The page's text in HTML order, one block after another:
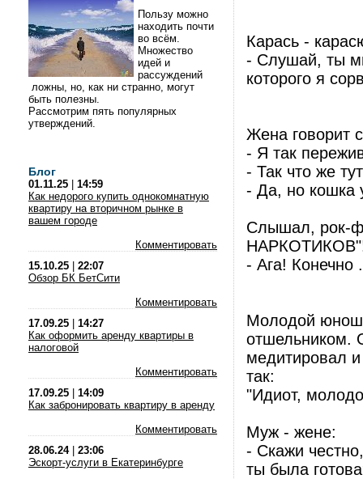
Пользу можно
находить почти
во всём.
Множество
идей и
рассуждений
ложны, но, как ни странно, могут
быть полезны.
Рассмотрим пять популярных
утверждений.
Блог
01.11.25
14:59
Как недорого купить однокомнатную
квартиру на вторичном рынке в
вашем городе
Комментировать
15.10.25
22:07
Обзор БК БетСити
Комментировать
17.09.25
14:27
Как оформить аренду квартиры в
налоговой
Комментировать
17.09.25
14:09
Как забронировать квартиру в аренду
Комментировать
28.06.24| 23:06
Эскорт-услуги в Екатеринбурге
Карась -
- Слушай, ты
которого я
Жена говорит
- Я так
- Так что же
- Да, но кошка
Слышал, рок-
- Ага!
Молодой
отшельником.
медитировал
так:
"Идиот,
Муж - жене:
- Скажи
ты была